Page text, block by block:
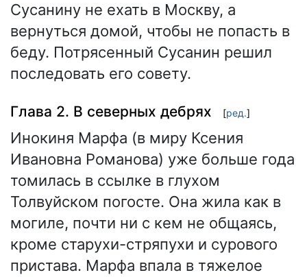
Сусанину не ехать в Москву, а
вернуться домой, чтобы не попасть в
беду. Потрясенный Сусанин решил
последовать его совету.
Глава 2. В северных дебрях [ред.]
Инокиня Марфа (в миру Ксения
Ивановна Романова) уже больше года
томилась в ссылке в глухом
Толвуйском погосте. Она жила как в
могиле, почти ни с кем не общаясь,
кроме старухи-стряпухи и сурового
пристава. Марфа впала в тяжелое